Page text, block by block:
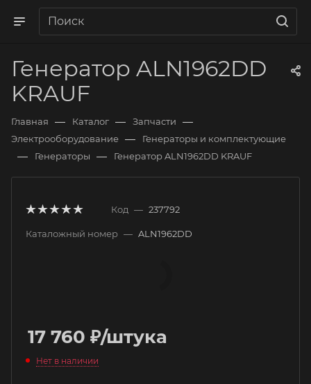
Генератор ALN1962DD
KRAUF
Главная — Каталог — Запчасти —
Электрооборудование — Генераторы и комплектующие
— Генераторы — Генератор ALN1962DD KRAUF
Код — 237792
Каталожный номер — ALN1962DD
17 760 ₽/штука
Нет в наличии